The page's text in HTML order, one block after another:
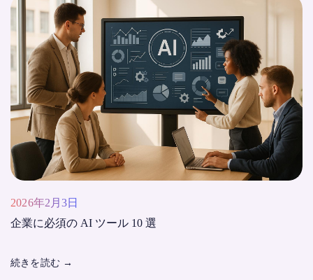
2026年2月3日
企業に必須の AI ツール 10 選
続きを読む →